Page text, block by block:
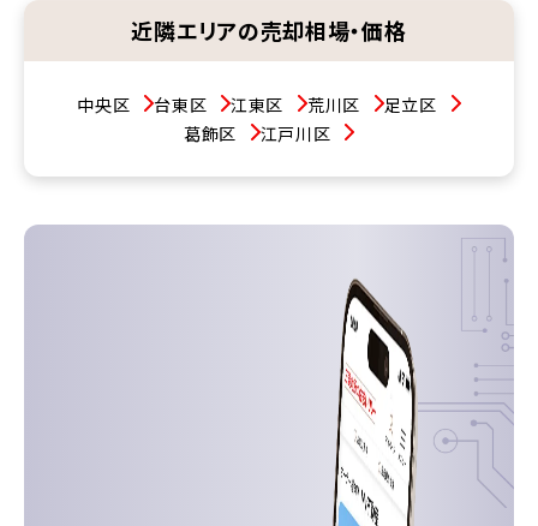
近隣エリアの売却相場・価格
中央区 台東区 江東区 荒川区
足立区
葛飾区
江戸川区